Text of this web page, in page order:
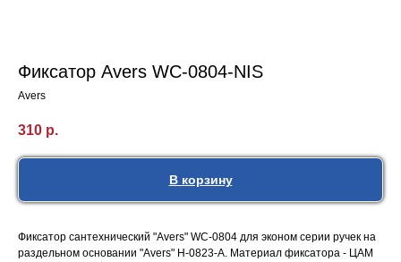
Фиксатор Avers WC-0804-NIS
Avers
310 р.
В корзину
Фиксатор сантехнический "Avers" WC-0804 для эконом серии ручек на
раздельном основании "Avers" H-0823-A. Материал фиксатора - ЦАМ